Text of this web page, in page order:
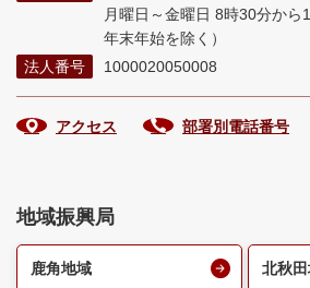
月曜日～金曜日 8時30分から
年末年始を除く）
法人番号
1000020050008
アクセス 部署別電話番号
地域振興局
鹿角地域 北秋